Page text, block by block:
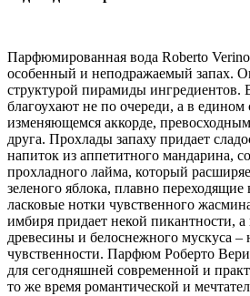
Парфюмированная вода Roberto
особенный и неподражаемый запах.
структурой пирамиды ингредиентов.
благоухают не по очереди, а в едином
изменяющемся аккорде,
друга. Прохлады запаху придает
напиток из аппетитного мандарина,
прохладного лайма, который
зеленого яблока, плавно переходящие
ласковые нотки чувственного
имбиря придает некой пикантности,
древесины и белоснежного мускуса –
чувственности. Парфюм Роберто
для сегодняшней современной и
то же время романтической и